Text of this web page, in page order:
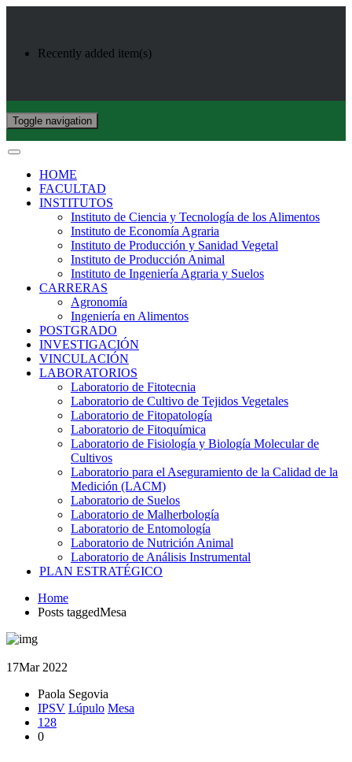
Recently added item(s)
Toggle navigation
HOME
FACULTAD
INSTITUTOS
Instituto de Ciencia y Tecnología de los Alimentos
Instituto de Economía Agraria
Instituto de Producción y Sanidad Vegetal
Instituto de Producción Animal
Instituto de Ingeniería Agraria y Suelos
CARRERAS
Agronomía
Ingeniería en Alimentos
POSTGRADO
INVESTIGACIÓN
VINCULACIÓN
LABORATORIOS
Laboratorio de Fitotecnia
Laboratorio de Cultivo de Tejidos Vegetales
Laboratorio de Fitopatología
Laboratorio de Fitoquímica
Laboratorio de Fisiología y Biología Molecular de
Cultivos
Laboratorio para el Aseguramiento de la Calidad de la
Medición (LACM)
Laboratorio de Suelos
Laboratorio de Malherbología
Laboratorio de Entomología
Laboratorio de Nutrición Animal
Laboratorio de Análisis Instrumental
PLAN ESTRATÉGICO
Home
Posts taggedMesa
17Mar 2022
Paola Segovia
IPSV Lúpulo Mesa
128
0